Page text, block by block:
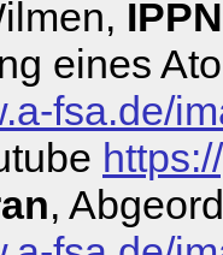
eines
fsa.de/
,